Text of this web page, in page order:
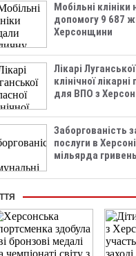
Мобільні
допомогу 9 687
Херсонщини
Лікарі
клінічної
для ВПО з
Заборгованість
послуги в
мільярда гривень